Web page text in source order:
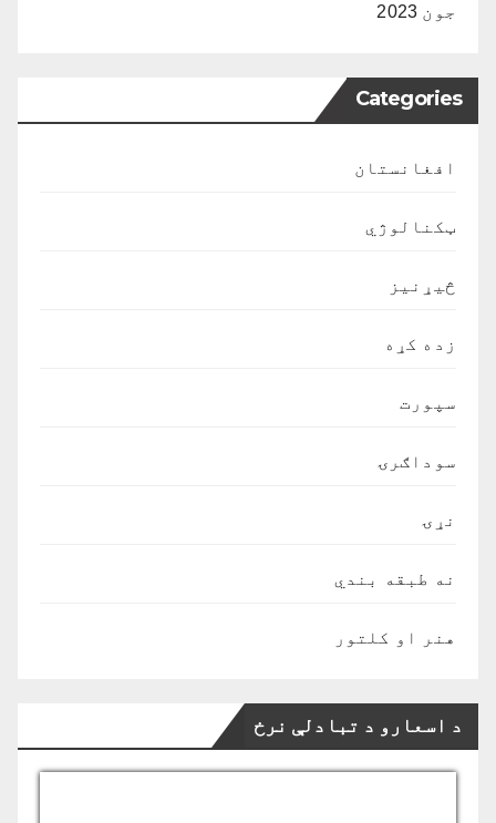
جون 2023
Categories
افغانستان
ټکنالوژي
څیړنیز
زده کړه
سپورت
سوداګرۍ
نړۍ
نه طبقه بندي
هنر او کلتور
د اسعارو د تبادلې نرخ